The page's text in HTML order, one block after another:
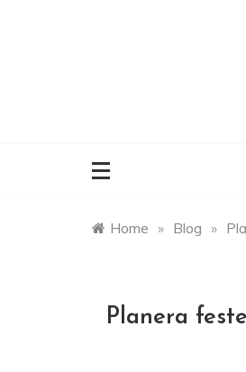
Home » Blog »
Planera